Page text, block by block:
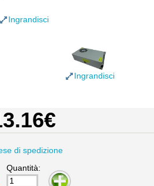
Ingrandisci
Ingrandisci
di spedizione
Quantità:
+